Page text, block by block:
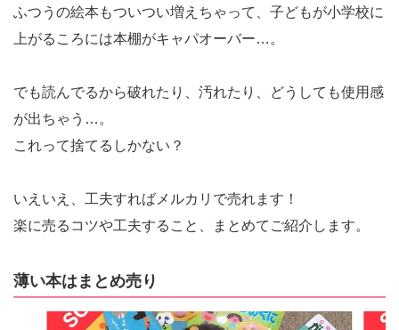
ふつうの絵本もついつい増えちゃって、子どもが小学校に
上がるころには本棚がキャパオーバー…。
でも読んでるから破れたり、汚れたり、どうしても使用感
が出ちゃう…。
これって捨てるしかない？
いえいえ、工夫すればメルカリで売れます！
楽に売るコツや工夫すること、まとめてご紹介します。
薄い本はまとめ売り